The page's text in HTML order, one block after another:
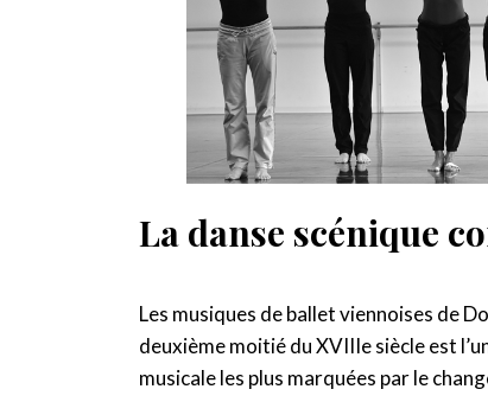
La danse scénique
Les musiques de ballet viennoises de
deuxième moitié du XVIIIe siècle est
musicale les plus marquées par le